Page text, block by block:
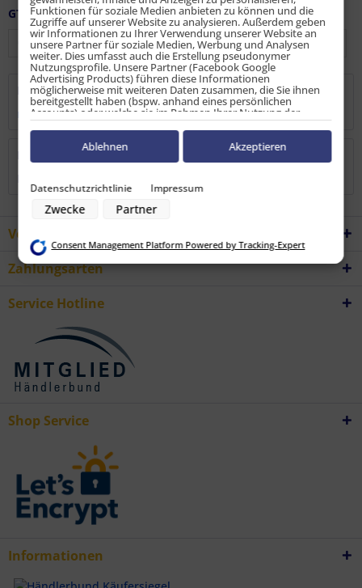
GTIN / EAN:
9010486172338
Beschreibung
mehr
Bewertungen
0
Vorteile
Zahlungsarten
Service Hotline
Shop Service
Informationen
Funktionen für soziale Medien anbieten zu können und die
Zugriffe auf unserer Website zu analysieren. Außerdem geben
wir Informationen zu Ihrer Verwendung unserer Website an
unsere Partner für soziale Medien, Werbung und Analysen
weiter. Dies umfasst auch die Erstellung pseudonymer
Nutzungsprofile. Unsere Partner (Facebook Google
Advertising Products) führen diese Informationen
möglicherweise mit weiteren Daten zusammen, die Sie ihnen
bereitgestellt haben (bspw. anhand eines persönlichen
Accounts) oder welche sie im Rahmen Ihrer Nutzung der
Dienste gesammelt haben (bspw. Nutzungsdaten anderer
Geräte). Ihre Einwilligung zur Nutzung von Cookies und Pixeln
können Sie jederzeit widerrufen, indem Sie auf den
Datenschutz-Button links unten klicken und dort die
Zwecke der Datenverarbeitung durch unsere Partner:
Speichern von oder Zugriff auf Informationen auf einem Endgerät
Verwendung von Profilen zur Auswahl personalisierter Werbung
Verwendung von Profilen zur Auswahl personalisierter Inhalte
Messung der Performance von Inhalten
Analyse von Zielgruppen durch Statistiken oder Kombinationen von
Entwicklung und Verbesserung der Angebote
Verwendung reduzierter Daten zur Auswahl von Inhalten
Besondere Features:
Verwendung genauer Standortdaten
Endgeräteeigenschaften zur Identifikation aktiv abfragen
Datenschutzrichtlinie Impressum
Zwecke Partner
Ablehnen Akzeptieren
Consent Management Platform Powered by Tracking-Expert